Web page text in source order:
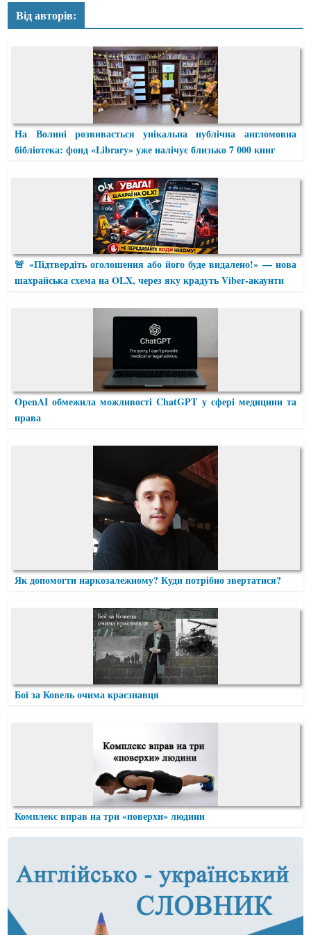
Від авторів:
На Волині розвивається унікальна публічна англомовна
бібліотека: фонд «Library» уже налічує близько 7 000 книг
🚨 «Підтвердіть оголошення або його буде видалено!» — нова
шахрайська схема на OLX, через яку крадуть Viber-акаунти
OpenAI обмежила можливості ChatGPT у сфері медицини та
права
Як допомогти наркозалежному? Куди потрібно звертатися?
Бої за Ковель очима краєзнавця
Комплекс вправ на три «поверхи» людини